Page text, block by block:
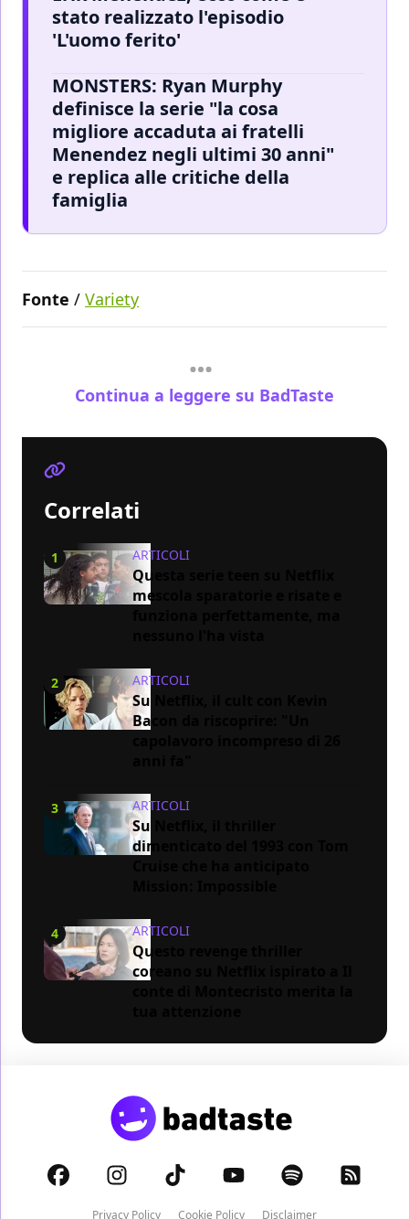
stato realizzato l'episodio
'L'uomo ferito'
MONSTERS: Ryan Murphy
definisce la serie "la cosa
migliore accaduta ai fratelli
Menendez negli ultimi 30 anni"
e replica alle critiche della
famiglia
Fonte / Variety
Continua a leggere su BadTaste
Correlati
1 ARTICOLI
Questa serie teen su Netflix
mescola sparatorie e risate e
2 ARTICOLI
Su Netflix, il cult con Kevin
Bacon da riscoprire: "Un
3 ARTICOLI
Su Netflix, il thriller
dimenticato del 1993 con Tom
4 ARTICOLI
Questo revenge thriller
coreano su Netflix ispirato a Il
Privacy Policy Cookie Policy Disclaimer